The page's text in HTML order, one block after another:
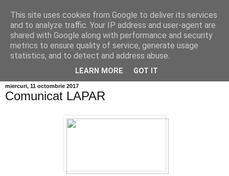
Info MILEANCA
BINE AȚI VENIT! *Jurnal online de informație și opinie;
Duminică 09 August, 2026
miercuri, 11 octombrie 2017
Comunicat LAPAR
This site uses cookies from Google to deliver its services
and to analyze traffic. Your IP address and user-agent are
shared with Google along with performance and security
metrics to ensure quality of service, generate usage
statistics, and to detect and address abuse.
LEARN MORE GOT IT